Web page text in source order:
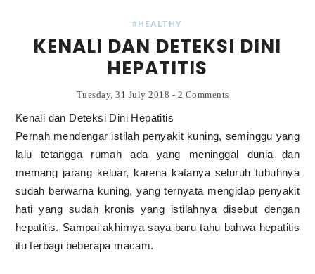
#HEALTHY
KENALI DAN DETEKSI DINI
HEPATITIS
Tuesday, 31 July 2018 - 2 Comments
Kenali dan Deteksi Dini Hepatitis
Pernah mendengar istilah penyakit kuning, seminggu yang
lalu tetangga rumah ada yang meninggal dunia dan
memang jarang keluar, karena katanya seluruh tubuhnya
sudah berwarna kuning, yang ternyata mengidap penyakit
hati yang sudah kronis yang istilahnya disebut dengan
hepatitis. Sampai akhirnya saya baru tahu bahwa hepatitis
itu terbagi beberapa macam.